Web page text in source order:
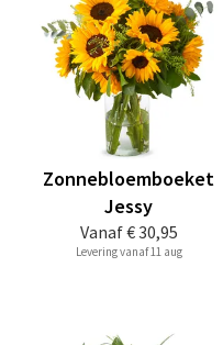
Vanaf€ 30,95
Zonnebloemboeket
Jessy
Levering vanaf 11 aug